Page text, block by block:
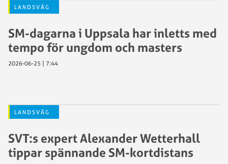
LANDSVÄG
SM-dagarna i Uppsala har inletts med
tempo för ungdom och masters
2026-06-25 | 7:44
LANDSVÄG
SVT:s expert Alexander Wetterhall
tippar spännande SM-kortdistans